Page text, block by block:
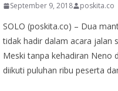
September 9, 2018 poskita.co
SOLO (poskita.co) – Dua
tidak hadir dalam acara jalan
Meski tanpa kehadiran Neno
diikuti puluhan ribu peserta